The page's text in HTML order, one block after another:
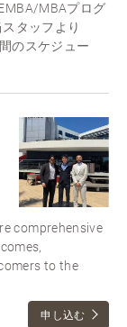
MBAプログ
タッフより
のスケジュー
comprehensive
to the
申し込む